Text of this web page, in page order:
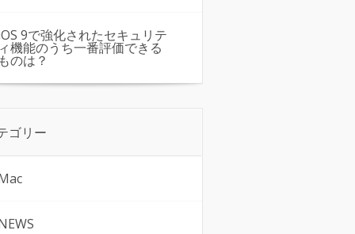
9で強化されたセキュリテ
機能のうち一番評価できる
のは？
ゴリー